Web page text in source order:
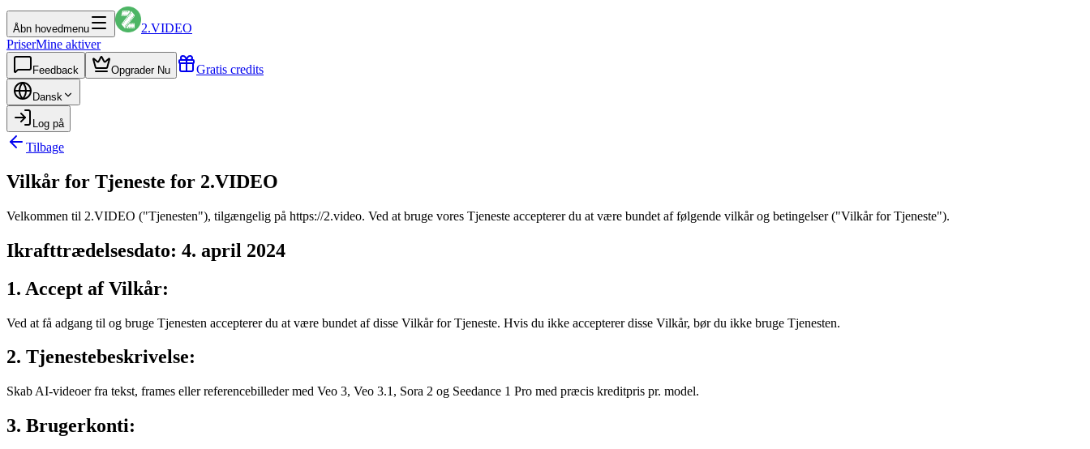
Åbn hovedmenu
2.VIDEO
PriserMine aktiver
Feedback Opgrader Nu Gratis credits
Dansk
Log på
Tilbage
Vilkår for Tjeneste for 2.VIDEO
Velkommen til 2.VIDEO ("Tjenesten"), tilgængelig på https://2.video. Ved at bruge vores Tjeneste accepterer du at være bundet af følgende vilkår og betingelser ("Vilkår for Tjeneste").
Ikrafttrædelsesdato: 4. april 2024
1. Accept af Vilkår:
Ved at få adgang til og bruge Tjenesten accepterer du at være bundet af disse Vilkår for Tjeneste. Hvis du ikke accepterer disse Vilkår, bør du ikke bruge Tjenesten.
2. Tjenestebeskrivelse:
Skab AI-videoer fra tekst, frames eller referencebilleder med Veo 3, Veo 3.1, Sora 2 og Seedance 1 Pro med præcis kreditpris pr. model.
3. Brugerkonti: